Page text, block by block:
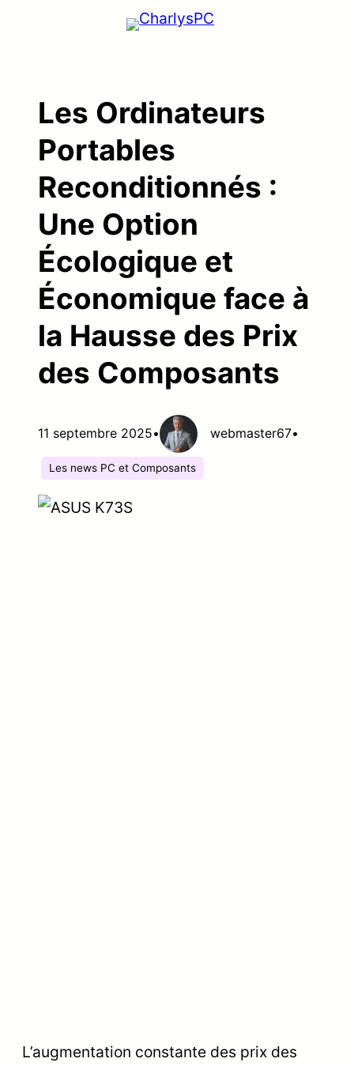
Les Ordinateurs
Portables
Reconditionnés :
Une Option
Écologique et
Économique face à
la Hausse des Prix
des Composants
11 septembre 2025• webmaster67•
Les news PC et Composants
L’augmentation constante des prix des